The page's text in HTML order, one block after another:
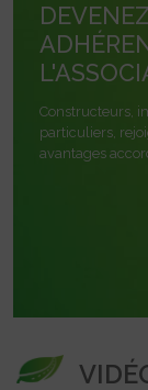
DEVENEZ
Constructeurs,
particuliers,
avantages